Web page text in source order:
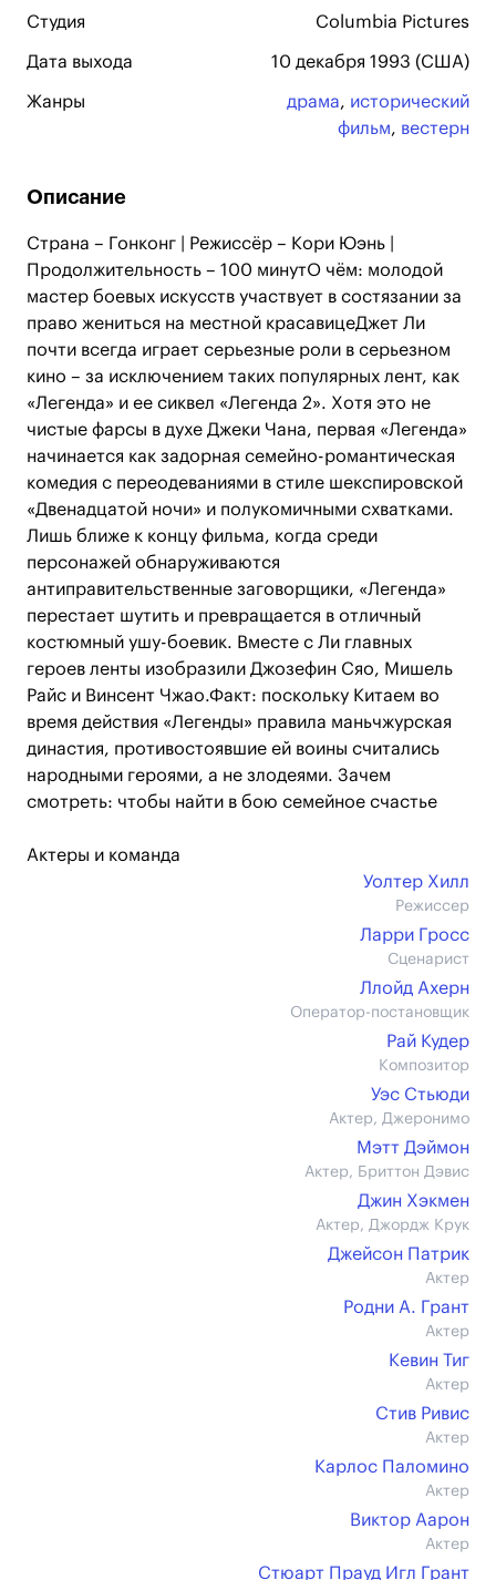
Студия Columbia Pictures
Дата выхода 10 декабря 1993 (США)
Жанры драма, исторический
фильм, вестерн
Описание
Страна – Гонконг | Режиссёр – Кори Юэнь |
Продолжительность – 100 минутО чём: молодой
мастер боевых искусств участвует в состязании за
право жениться на местной красавицеДжет Ли
почти всегда играет серьезные роли в серьезном
кино – за исключением таких популярных лент, как
«Легенда» и ее сиквел «Легенда 2». Хотя это не
чистые фарсы в духе Джеки Чана, первая «Легенда»
начинается как задорная семейно-романтическая
комедия с переодеваниями в стиле шекспировской
«Двенадцатой ночи» и полукомичными схватками.
Лишь ближе к концу фильма, когда среди
персонажей обнаруживаются
антиправительственные заговорщики, «Легенда»
перестает шутить и превращается в отличный
костюмный ушу-боевик. Вместе с Ли главных
героев ленты изобразили Джозефин Сяо, Мишель
Райс и Винсент Чжао.Факт: поскольку Китаем во
время действия «Легенды» правила маньчжурская
династия, противостоявшие ей воины считались
народными героями, а не злодеями. Зачем
смотреть: чтобы найти в бою семейное счастье
Актеры и команда
Уолтер Хилл
Режиссер
Ларри Гросс
Сценарист
Ллойд Ахерн
Оператор-постановщик
Рай Кудер
Композитор
Уэс Стьюди
Актер, Джеронимо
Мэтт Дэймон
Актер, Бриттон Дэвис
Джин Хэкмен
Актер, Джордж Крук
Джейсон Патрик
Актер
Родни А. Грант
Актер
Кевин Тиг
Актер
Стив Ривис
Актер
Карлос Паломино
Актер
Виктор Аарон
Актер
Стюарт Прауд Игл Грант